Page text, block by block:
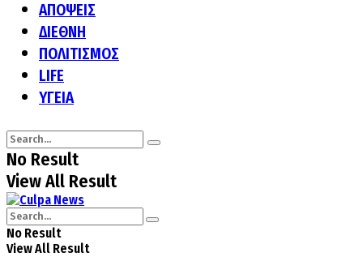
ΑΠΟΨΕΙΣ
ΔΙΕΘΝΗ
ΠΟΛΙΤΙΣΜΟΣ
LIFE
ΥΓΕΙΑ
No Result
View All Result
No Result
View All Result